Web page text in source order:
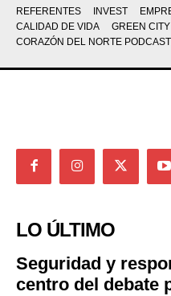
REFERENTES INVEST
CALIDAD DE VIDA
GREEN CITY
CORAZÓN DEL NORTE PODCAST
LO ÚLTIMO
Seguridad y
centro del debate